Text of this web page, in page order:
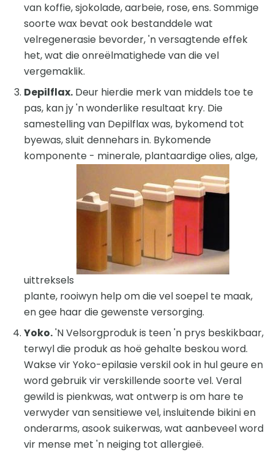
van koffie, sjokolade, aarbeie, rose, ens. Sommige
soorte wax bevat ook bestanddele wat
velregenerasie bevorder, 'n versagtende effek
het, wat die onreëlmatighede van die vel
vergemaklik.
Depilflax. Deur hierdie merk van middels toe te
pas, kan jy 'n wonderlike resultaat kry. Die
samestelling van Depilflax was, bykomend tot
byewas, sluit dennehars in. Bykomende
komponente - minerale, plantaardige olies, alge,
uittreksels
plante, rooiwyn help om die vel soepel te maak,
en gee haar die gewenste versorging.
Yoko.'N Velsorgproduk is teen 'n prys beskikbaar,
terwyl die produk as hoë gehalte beskou word.
Wakse vir Yoko-epilasie verskil ook in hul geure en
word gebruik vir verskillende soorte vel. Veral
gewild is pienkwas, wat ontwerp is om hare te
verwyder van sensitiewe vel, insluitende bikini en
onderarms, asook suikerwas, wat aanbeveel word
vir mense met 'n neiging tot allergieë.